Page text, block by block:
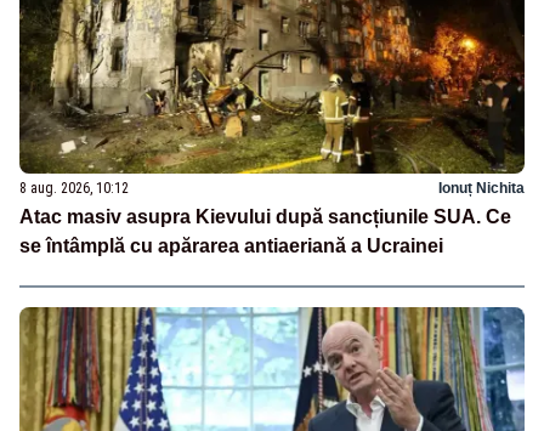
8 aug. 2026, 10:12 Ionuț Nichita
Atac masiv asupra Kievului după sancțiunile SUA. Ce
se întâmplă cu apărarea antiaeriană a Ucrainei